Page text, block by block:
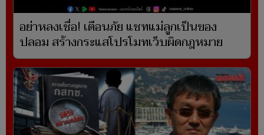
อย่าหลงเชื่อ! เตือนภัย แชทแม่ลูกเป็นของ
ปลอม สร้างกระแสโปรโมทเว็บผิดกฎหมาย